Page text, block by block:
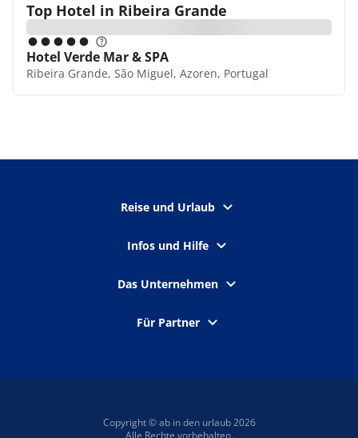
Top Hotel in Ribeira Grande
Hotel Verde Mar & SPA
Ribeira Grande, São Miguel, Azoren, Portugal
Reise und Urlaub
Infos und Hilfe
Das Unternehmen
Für Partner
Copyright © ab in den urlaub 2026
Alle Rechte vorbehalten.